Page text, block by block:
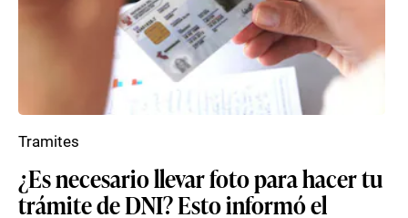
¿Es necesario llevar foto para hacer tu
trámite de DNI? Esto informó el
Tramites